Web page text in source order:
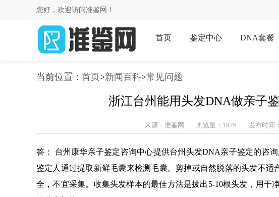
您好，欢迎访问准鉴网！
首页 鉴定中心 DNA套餐
当前位置： 首页>新闻百科>常见问题
浙江台州能用头发DNA做亲子
来源：准鉴网 浏览量：1876 发布时间
答： 台州康华亲子鉴定咨询中心提供台州头发DNA亲子鉴定的咨
鉴定人通过提取新鲜毛囊来检测毛囊。剪掉或自然脱落的头发不
全，不宜采集。收集头发样本的最佳方法是拔出5-10根头发，用干